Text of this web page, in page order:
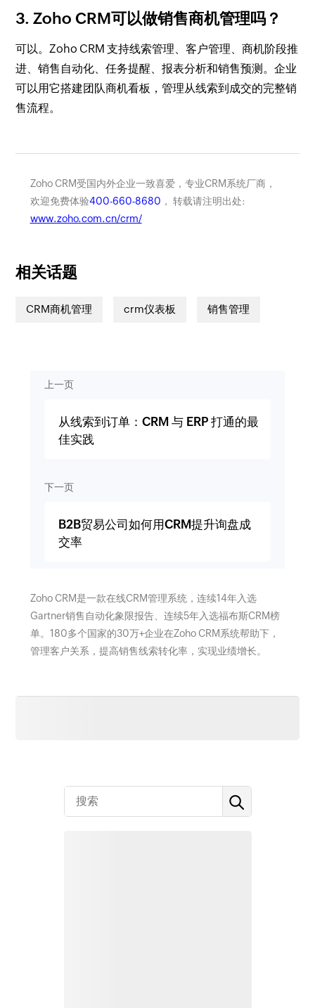
3. Zoho CRM可以做销售商机管理吗？
可以。Zoho CRM 支持线索管理、客户管理、商机阶段推
进、销售自动化、任务提醒、报表分析和销售预测。企业
可以用它搭建团队商机看板，管理从线索到成交的完整销
售流程。
Zoho CRM受国内外企业一致喜爱，专业CRM系统厂商，
欢迎免费体验400-660-8680 ， 转载请注明出处:
www.zoho.com.cn/crm/
相关话题
CRM商机管理 crm仪表板 销售管理
上一页
从线索到订单：CRM 与 ERP 打通的最
佳实践
下一页
B2B贸易公司如何用CRM提升询盘成
交率
Zoho CRM是一款在线CRM管理系统，连续14年入选
Gartner销售自动化象限报告、连续5年入选福布斯CRM榜
单。180多个国家的30万+企业在Zoho CRM系统帮助下，
管理客户关系，提高销售线索转化率，实现业绩增长。